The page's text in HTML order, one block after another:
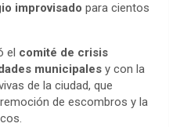
improvisado para cientos
el comité de crisis
municipales y con la
de la ciudad, que
de escombros y la